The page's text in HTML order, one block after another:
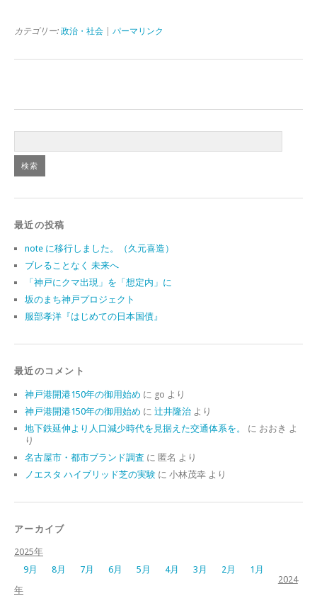
カテゴリー: 政治・社会 パーマリンク
最近の投稿
note に移行しました。（久元喜造）
ブレることなく 未来へ
「神戸にクマ出現」を「想定内」に
坂のまち神戸プロジェクト
服部孝洋『はじめての日本国債』
最近のコメント
神戸港開港150年の御用始め に go より
神戸港開港150年の御用始め に 辻井隆治 より
地下鉄延伸より人口減少時代を見据えた交通体系を。
に おおき よ
り
名古屋市・都市ブランド調査 に 匿名 より
ノエスタ ハイブリッド芝の実験 に 小林茂幸 より
アーカイブ
2025年
9月
8月 7月 6月 5月 4月 3月 2月
1月
2024
年